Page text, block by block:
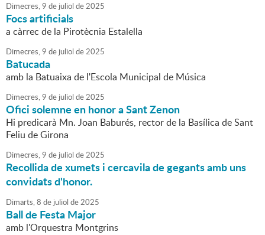
Dimecres,9 de juliol de2025
Focs artificials
a càrrec de la Pirotècnia Estalella
Dimecres,9 de juliol de2025
Batucada
amb la Batuaixa de l'Escola Municipal de Música
Dimecres,9 de juliol de2025
Ofici solemne en honor a Sant Zenon
Hi predicarà Mn. Joan Baburés, rector de la Basílica de Sant
Feliu de Girona
Dimecres,9 de juliol de2025
Recollida de xumets i cercavila de gegants amb uns
convidats d'honor.
Dimarts,8 de juliol de2025
Ball de Festa Major
amb l'Orquestra Montgrins